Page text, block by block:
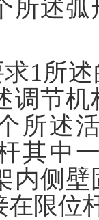
所述
1所
调节
所述
其中
内侧
在限位